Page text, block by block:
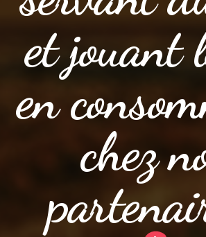
et jouant
en
chez